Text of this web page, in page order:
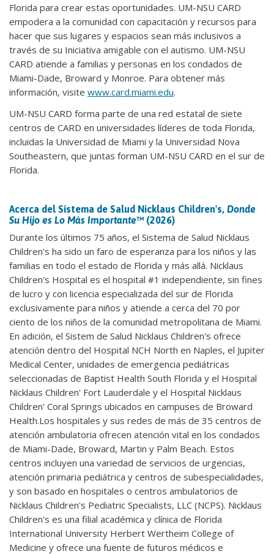
Florida para crear estas oportunidades. UM-NSU CARD
empodera a la comunidad con capacitación y recursos para
hacer que sus lugares y espacios sean más inclusivos a
través de su Iniciativa amigable con el autismo. UM-NSU
CARD atiende a familias y personas en los condados de
Miami-Dade, Broward y Monroe. Para obtener más
información, visite www.card.miami.edu.
UM-NSU CARD forma parte de una red estatal de siete
centros de CARD en universidades líderes de toda Florida,
incluidas la Universidad de Miami y la Universidad Nova
Southeastern, que juntas forman UM-NSU CARD en el sur de
Florida.
Acerca del Sistema de Salud Nicklaus Children's, Donde
Su Hijo es Lo Más Importante™ (2026)
Durante los últimos 75 años, el Sistema de Salud Nicklaus
Children's ha sido un faro de esperanza para los niños y las
familias en todo el estado de Florida y más allá. Nicklaus
Children's Hospital es el hospital #1 independiente, sin fines
de lucro y con licencia especializada del sur de Florida
exclusivamente para niños y atiende a cerca del 70 por
ciento de los niños de la comunidad metropolitana de Miami.
En adición, el Sistem de Salud Nicklaus Children's ofrece
atención dentro del Hospital NCH North en Naples, el Jupiter
Medical Center, unidades de emergencia pediátricas
seleccionadas de Baptist Health South Florida y el Hospital
Nicklaus Children' Fort Lauderdale y el Hospital Nicklaus
Children' Coral Springs ubicados en campuses de Broward
Health.Los hospitales y sus redes de más de 35 centros de
atención ambulatoria ofrecen atención vital en los condados
de Miami-Dade, Broward, Martin y Palm Beach. Estos
centros incluyen una variedad de servicios de urgencias,
atención primaria pediátrica y centros de subespecialidades,
y son basado en hospitales o centros ambulatorios de
Nicklaus Children's Pediatric Specialists, LLC (NCPS). Nicklaus
Children's es una filial académica y clínica de Florida
International University Herbert Wertheim College of
Medicine y ofrece una fuente de futuros médicos e